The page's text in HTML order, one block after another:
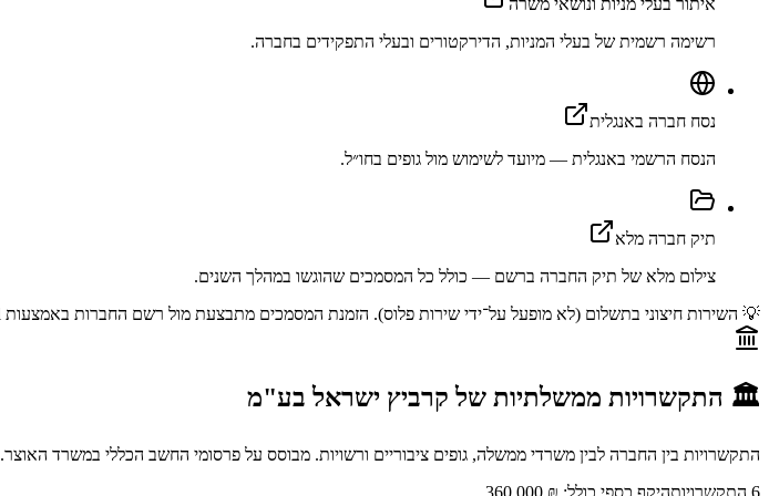
איתור בעלי מניות ונושאי משרה
רשימה רשמית של בעלי המניות, הדירקטורים ובעלי התפקידים בחברה.
נסח חברה באנגלית
הנסח הרשמי באנגלית — מיועד לשימוש מול גופים בחו״ל.
תיק חברה מלא
צילום מלא של תיק החברה ברשם — כולל כל המסמכים שהוגשו במהלך השנים.
💡 השירות חיצוני בתשלום (לא מופעל על־ידי שירות פלוס). הזמנת המסמכים מתבצעת מול רשם החברות באמצעות tabu.co.il.
🏛️ התקשרויות ממשלתיות של קרביץ ישראל בע"מ
התקשרויות בין החברה לבין משרדי ממשלה, גופים ציבוריים ורשויות. מבוסס על פרסומי החשב הכללי במשרד האוצר.